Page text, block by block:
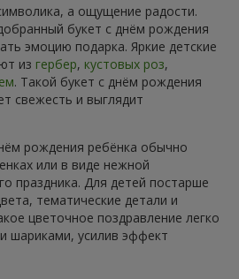
а ощущение радости.
букет с днём рождения
эмоцию подарка. Яркие детские
из гербер, кустовых роз,
. Такой букет с днём рождения
свежесть и выглядит
рождения ребёнка обычно
или в виде нежной
праздника. Для детей постарше
тематические детали и
цветочное поздравление легко
шариками, усилив эффект